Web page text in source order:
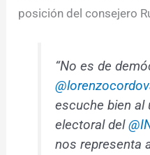
posición del consejero
“No es de
escuche bien al
electoral del
nos representa